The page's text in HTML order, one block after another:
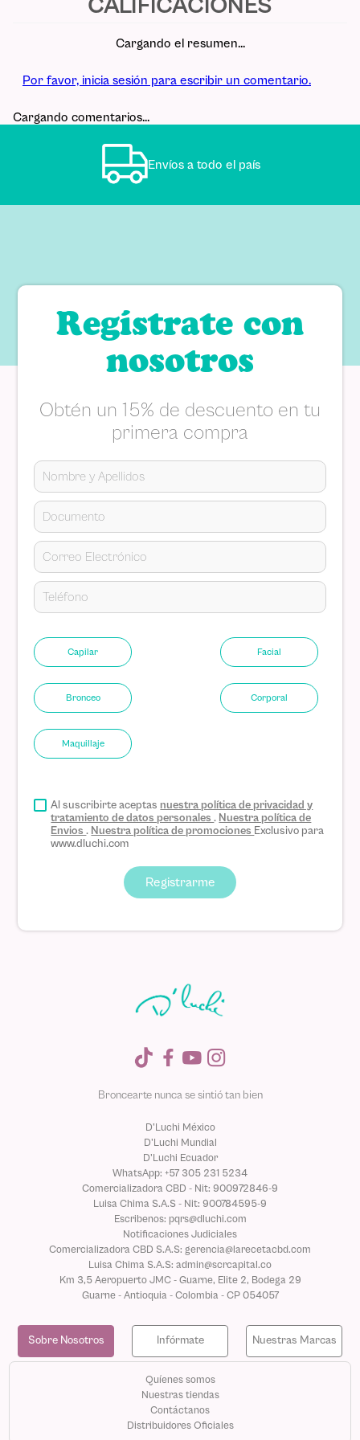
Cargando el resumen…
Por favor, inicia sesión para escribir un comentario.
Cargando comentarios…
Envíos a todo el país
Regístrate con
nosotros
Obtén un 15% de descuento en tu
primera compra
Capilar Facial
Bronceo Corporal
Maquillaje
Al suscribirte aceptas nuestra política de privacidad y
tratamiento de datos personales. Nuestra política de
Envios. Nuestra política de promociones Exclusivo para
www.dluchi.com
Registrarme
Broncearte nunca se sintió tan bien
D'Luchi México
D'Luchi Mundial
D'Luchi Ecuador
WhatsApp: +57 305 231 5234
Comercializadora CBD - Nit: 900972846-9
Luisa Chima S.A.S - Nit: 900784595-9
Escribenos: pqrs@dluchi.com
Notificaciones Judiciales
Comercializadora CBD S.A.S: gerencia@larecetacbd.com
Luisa Chima S.A.S: admin@scrcapital.co
Km 3,5 Aeropuerto JMC - Guarne, Elite 2, Bodega 29
Guarne - Antioquia - Colombia - CP 054057
Sobre Nosotros Infórmate Nuestras Marcas
Quíenes somos
Nuestras tiendas
Contáctanos
Distribuidores Oficiales